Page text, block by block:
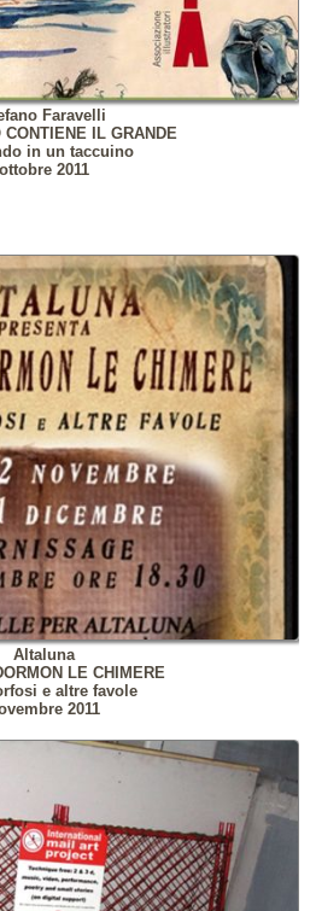
Faravelli
CONTIENE IL GRANDE
in un taccuino
ottobre 2011
Altaluna
LE CHIMERE
e altre favole
2011